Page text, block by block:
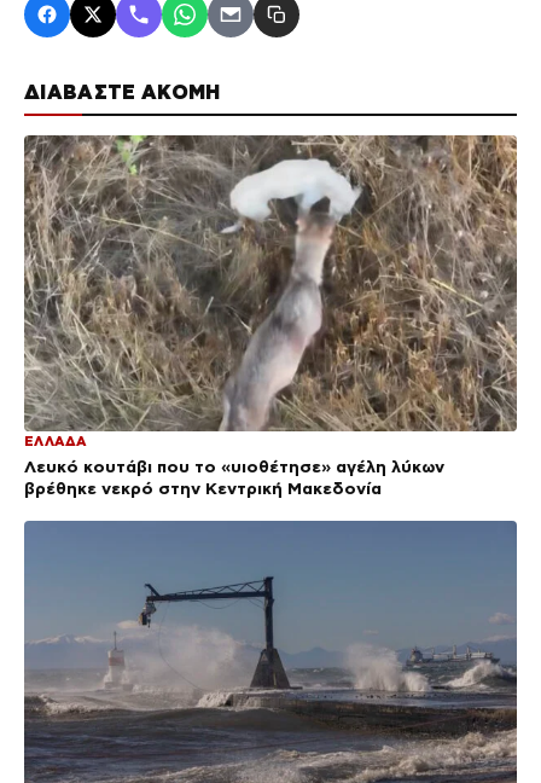
ΔΙΑΒΑΣΤΕ ΑΚΟΜΗ
ΕΛΛΑΔΑ
Λευκό κουτάβι που το «υιοθέτησε» αγέλη λύκων
βρέθηκε νεκρό στην Κεντρική Μακεδονία